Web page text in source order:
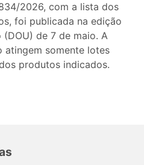
2026, com a lista dos
foi publicada na edição
de 7 de maio. A
atingem somente lotes
produtos indicados.